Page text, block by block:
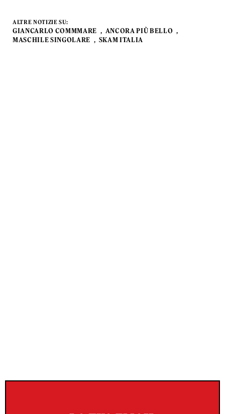
ALTRE NOTIZIE SU:
GIANCARLO COMMMARE
ANCORA PIÙ BELLO
MASCHILE SINGOLARE
SKAM ITALIA